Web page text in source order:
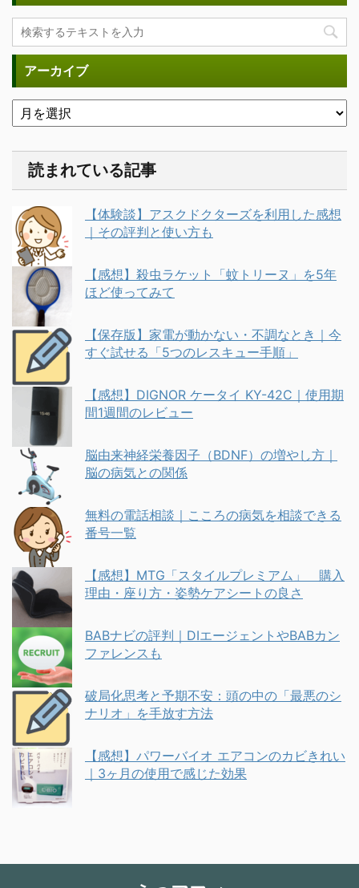
アーカイブ
読まれている記事
【体験談】アスクドクターズを利用した感想
｜その評判と使い方も
【感想】殺虫ラケット「蚊トリーヌ」を5年
ほど使ってみて
【保存版】家電が動かない・不調なとき｜今
すぐ試せる「5つのレスキュー手順」
【感想】DIGNOR ケータイ KY-42C｜使用期
間1週間のレビュー
脳由来神経栄養因子（BDNF）の増やし方｜
脳の病気との関係
無料の電話相談｜こころの病気を相談できる
番号一覧
【感想】MTG「スタイルプレミアム」 購入
理由・座り方・姿勢ケアシートの良さ
BABナビの評判｜DIエージェントやBABカン
ファレンスも
破局化思考と予期不安：頭の中の「最悪のシ
ナリオ」を手放す方法
【感想】パワーバイオ エアコンのカビきれい
｜3ヶ月の使用で感じた効果